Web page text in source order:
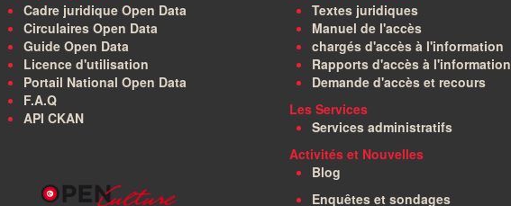
Cadre juridique Open Data
Circulaires Open Data
Guide Open Data
Licence d'utilisation
Portail National Open Data
F.A.Q
API CKAN
Textes juridiques
Manuel de l'accès
chargés d'accès à l'information
Rapports d'accès à l'information
Demande d'accès et recours
Les Services
Services administratifs
Activités et Nouvelles
Blog
Enquêtes et sondages